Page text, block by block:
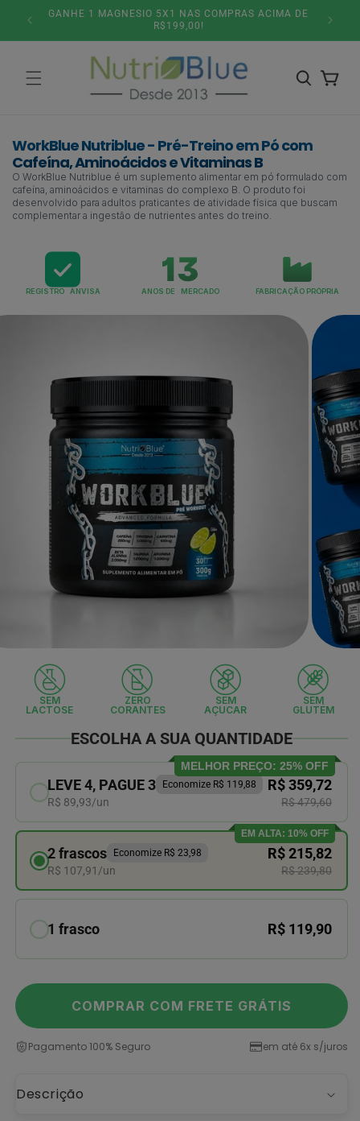
para o
DE
Carrinho
WorkBlue Nutriblue - Pré-Treino em Pó com
Cafeína, Aminoácidos e Vitaminas B
O WorkBlue Nutriblue é um suplemento alimentar em pó formulado com
cafeína, aminoácidos e vitaminas do complexo B. O produto foi
desenvolvido para adultos praticantes de atividade física que buscam
complementar a ingestão de nutrientes antes do treino.
REGISTRO ANVISA ANOS DE MERCADO FABRICAÇÃO PRÓPRIA
mídia
2
na
janela
modal
SEM
LACTOSE
ZERO
CORANTES
SEM
AÇUCAR
SEM
GLUTÉM
ESCOLHA A SUA QUANTIDADE
MELHOR PREÇO: 25% OFF
LEVE 4, PAGUE 3 Economize R$ 119,88
R$ 89,93/un
R$ 359,72
R$ 479,60
EM ALTA: 10% OFF
2 frascos Economize R$ 23,98
R$ 107,91/un
R$ 215,82
R$ 239,80
1 frasco R$ 119,90
COMPRAR COM FRETE GRÁTIS
Pagamento 100% Seguro em até 6x s/juros
Descrição